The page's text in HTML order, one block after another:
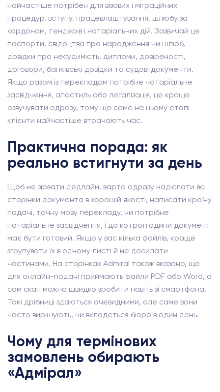
найчастіше потрібен для візових і міграційних
процедур, вступу, працевлаштування, шлюбу за
кордоном, тендерів і нотаріальних дій. Зазвичай це
паспорти, свідоцтва про народження чи шлюб,
довідки про несудимість, дипломи, довіреності,
договори, банківські довідки та судові документи.
Якщо разом із перекладом потрібне нотаріальне
засвідчення, апостиль або легалізація, це краще
озвучувати одразу, тому що саме на цьому етапі
клієнти найчастіше втрачають час.
Практична порада: як
реально встигнути за день
Щоб не зірвати дедлайн, варто одразу надіслати всі
сторінки документа в хорошій якості, написати країну
подачі, точну мову перекладу, чи потрібне
нотаріальне засвідчення, і до котрої години документ
має бути готовий. Якщо у вас кілька файлів, краще
згрупувати їх в одному листі й не досилати
частинами. На сторінках Admiral також вказано, що
для онлайн-подачі приймають файли PDF або Word, а
сам скан можна швидко зробити навіть зі смартфона.
Такі дрібниці здаються очевидними, але саме вони
часто вирішують, чи вкладеться бюро в один день.
Чому для термінових
замовлень обирають
«Адмірал»